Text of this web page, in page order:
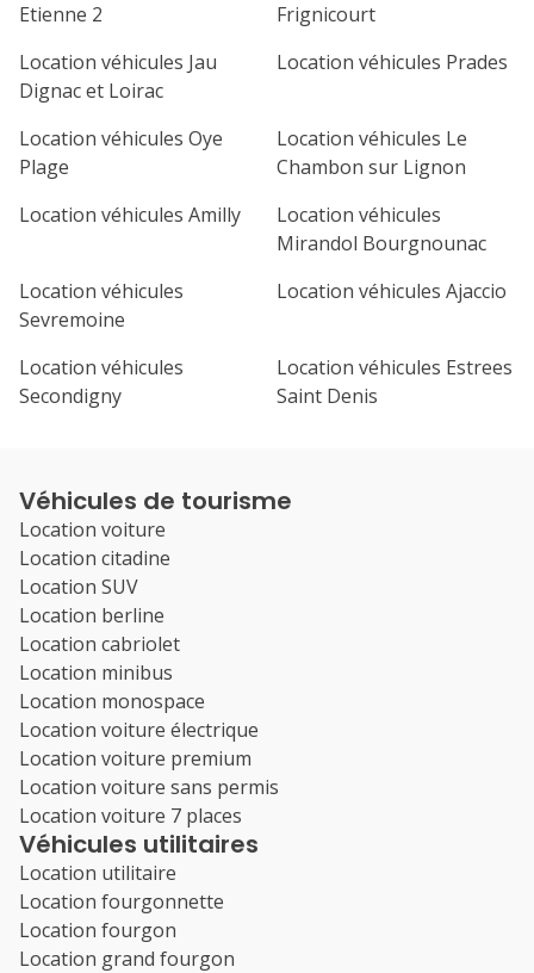
Etienne 2
Frignicourt
Location véhicules Jau
Dignac et Loirac
Location véhicules Prades
Location véhicules Oye
Plage
Location véhicules Le
Chambon sur Lignon
Location véhicules Amilly
Location véhicules
Mirandol Bourgnounac
Location véhicules
Sevremoine
Location véhicules Ajaccio
Location véhicules
Secondigny
Location véhicules Estrees
Saint Denis
Véhicules de tourisme
Location voiture
Location citadine
Location SUV
Location berline
Location cabriolet
Location minibus
Location monospace
Location voiture électrique
Location voiture premium
Location voiture sans permis
Location voiture 7 places
Véhicules utilitaires
Location utilitaire
Location fourgonnette
Location fourgon
Location grand fourgon